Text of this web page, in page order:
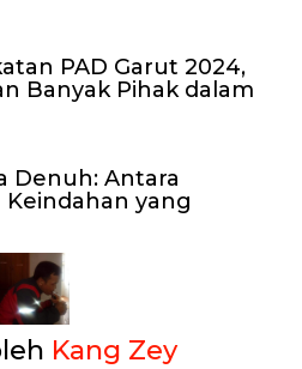
PAD Garut 2024,
Banyak Pihak dalam
Denuh: Antara
yang
Kang Zey